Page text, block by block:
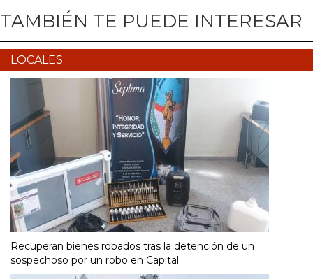
TAMBIÉN TE PUEDE INTERESAR
LOCALES
Recuperan bienes robados tras la detención de un
sospechoso por un robo en Capital